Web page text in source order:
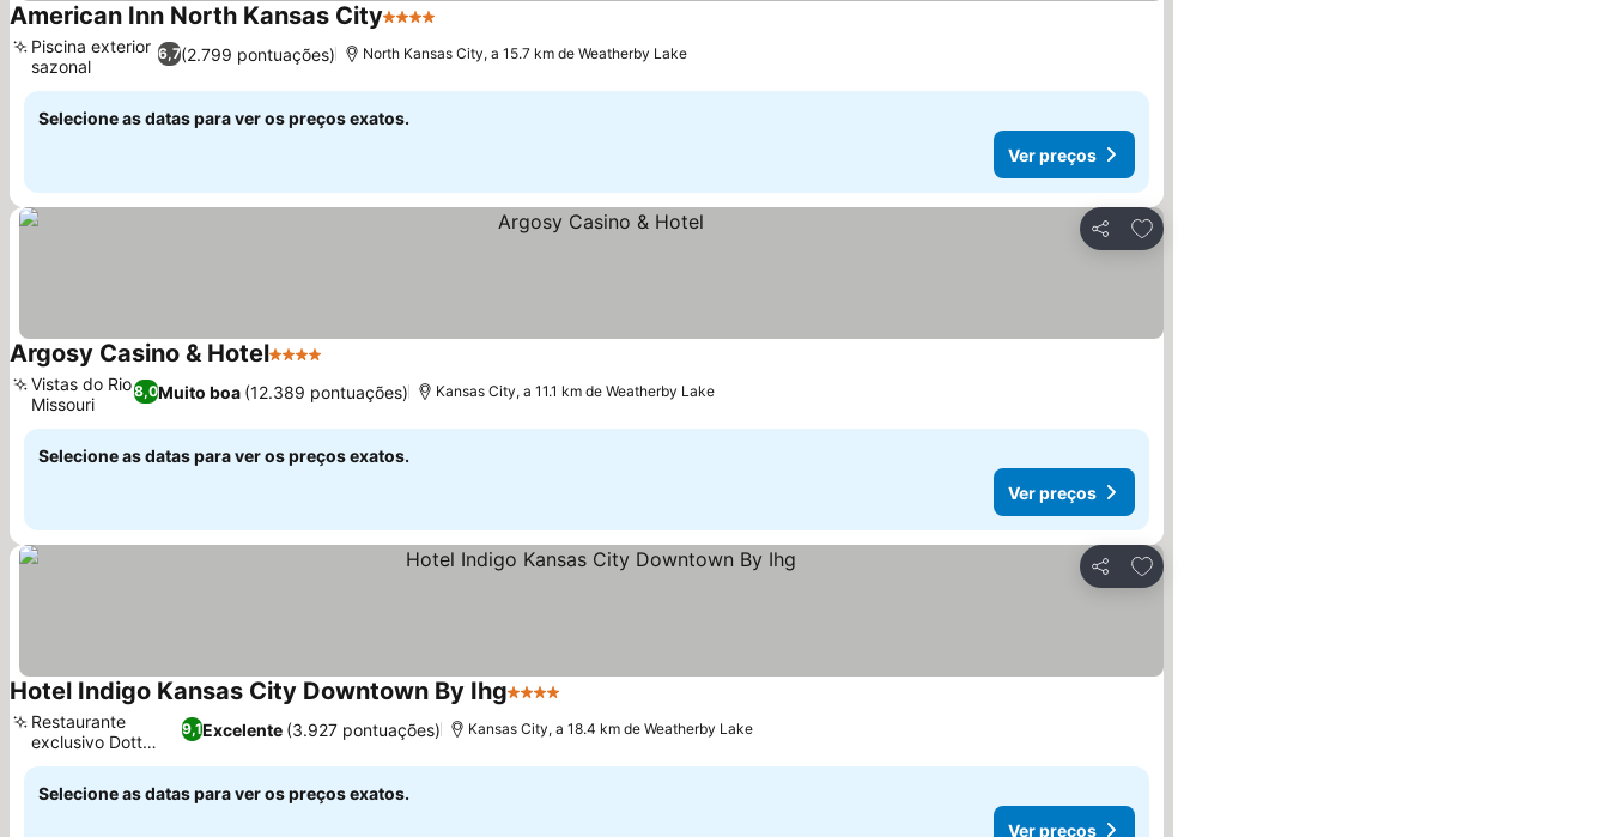
American Inn North Kansas City4 Estrelas
6,7(2.799 pontuações)
Piscina exterior
sazonal
North Kansas City, a 15.7 km de Weatherby Lake
Selecione as datas para ver os preços exatos.
Ver preços
Partilhar
Adicionar aos favoritos
Argosy Casino & Hotel4 Estrelas
8,0Muito boa (12.389 pontuações)
Vistas do Rio
Missouri
Kansas City, a 11.1 km de Weatherby Lake
Selecione as datas para ver os preços exatos.
Ver preços
Partilhar
Adicionar aos favoritos
Hotel Indigo Kansas City Downtown By Ihg4 Estrelas
9,1Excelente (3.927 pontuações)
Restaurante
exclusivo Dott
Boss
Kansas City, a 18.4 km de Weatherby Lake
Selecione as datas para ver os preços exatos.
Ver preços